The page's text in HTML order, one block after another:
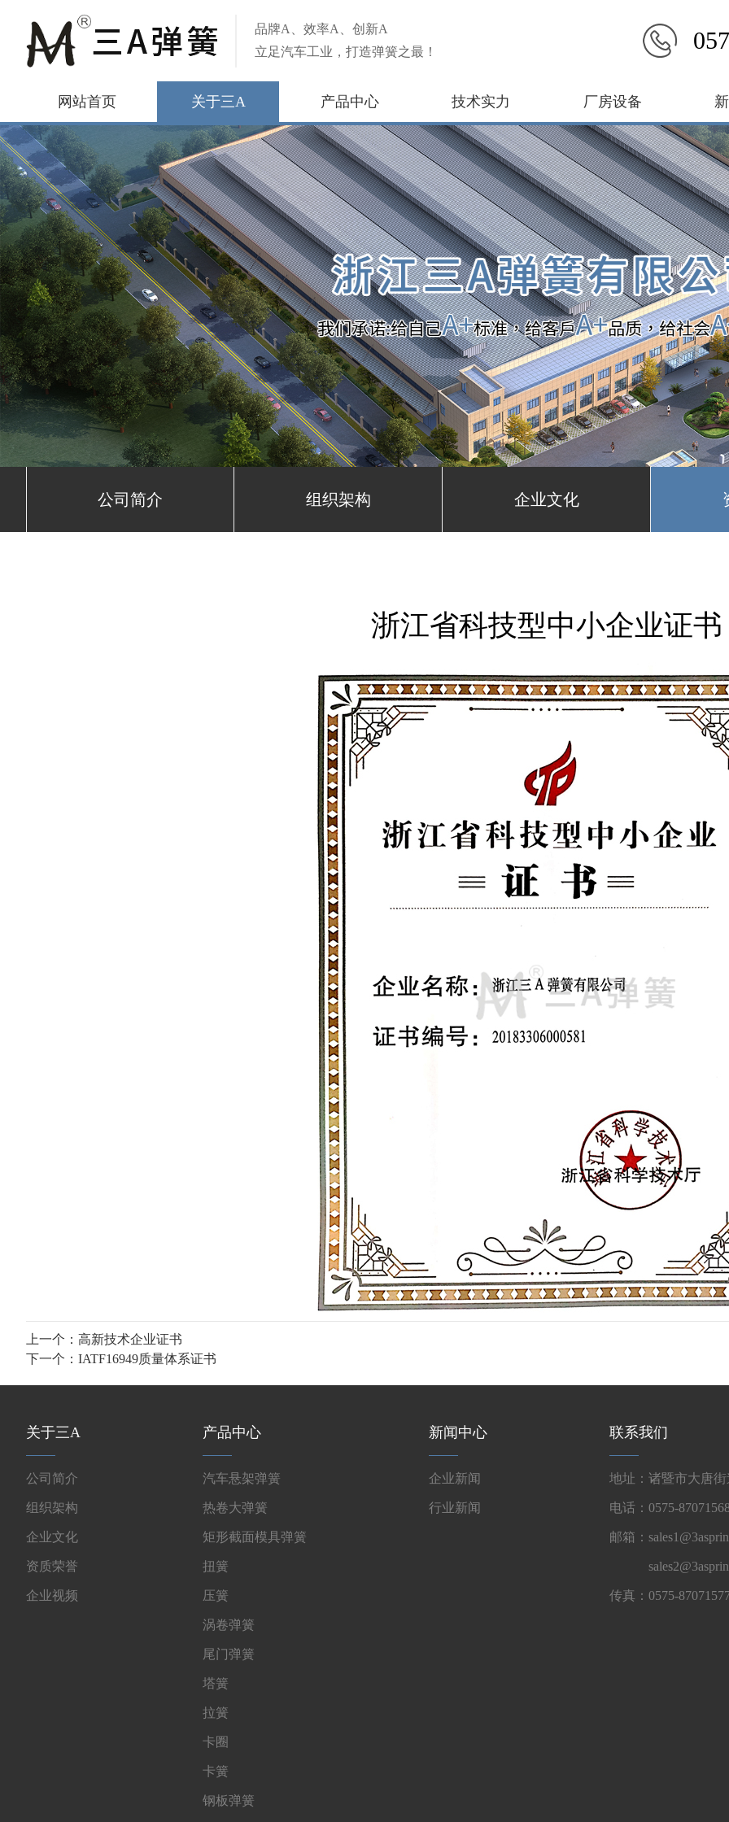
品牌A、效率A、创新A
立足汽车工业，打造弹簧之最！
网站首页 关于三A 产品中心 技术实力 厂房设备
公司简介 组织架构 企业文化
浙江省科技型中小企业证书
上一个： 高新技术企业证书
下一个： IATF16949质量体系证书
关于三A
公司简介
组织架构
企业文化
资质荣誉
企业视频
产品中心
汽车悬架弹簧
热卷大弹簧
矩形截面模具弹簧
扭簧
压簧
涡卷弹簧
尾门弹簧
塔簧
拉簧
卡圈
卡簧
钢板弹簧
新闻中心
企业新闻
行业新闻
联系我们
地址：诸暨市大唐
电话：0575-
邮箱：
传真：0575-